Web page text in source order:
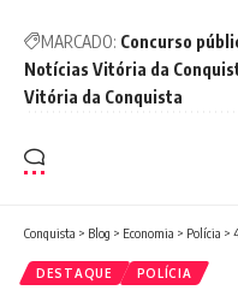
MARCADO: Concurso
Notícias Vitória da
Vitória da Conquista
Conquista > Blog > Economia > Polícia >
DESTAQUE POLÍCIA